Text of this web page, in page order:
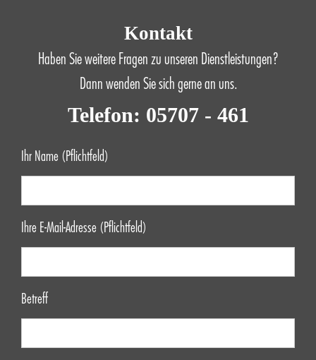
Kontakt
Haben Sie weitere Fragen zu unseren Dienstleistungen?
Dann wenden Sie sich gerne an uns.
Telefon: 05707 - 461
Ihr Name (Pflichtfeld)
Ihre E-Mail-Adresse (Pflichtfeld)
Betreff